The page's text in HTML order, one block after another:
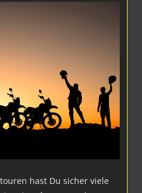
hast Du sicher viele